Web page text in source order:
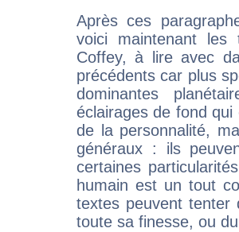
Après ces
voici maintenant les
Coffey, à lire avec
précédents car plus
dominantes
éclairages de fond
de la personnalité,
généraux : ils
certaines
humain est un tout
textes peuvent tenter
toute sa finesse, ou